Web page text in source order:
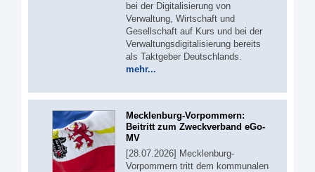
bei der Digitalisierung von
Verwaltung, Wirtschaft und
Gesellschaft auf Kurs und bei der
Verwaltungsdigitalisierung bereits
als Taktgeber Deutschlands.
mehr...
Mecklenburg-Vorpommern:
Beitritt zum Zweckverband eGo-
MV
[28.07.2026] Mecklenburg-
Vorpommern tritt dem kommunalen